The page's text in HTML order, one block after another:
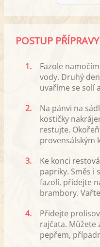
POSTUP PŘÍPRAVY
1.
Fazole
vody. Druhý
uvaříme se solí
2.
Na pánvi na
kostičky
restujte.
provensálským
3.
Ke konci
papriky. Směs i
fazolí, přidejte
brambory.
4.
Přidejte
rajčata. Můžete
pepřem,